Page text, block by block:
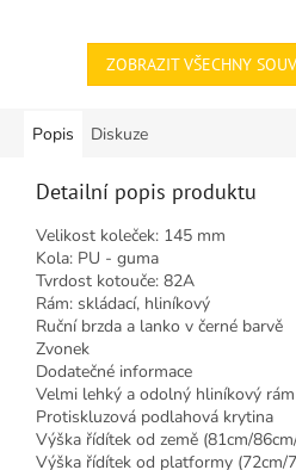
ZOBRAZIT VŠECHNY
Popis Diskuze
Detailní popis produktu
Velikost koleček: 145 mm
Kola: PU - guma
Tvrdost kotouče: 82A
Rám: skládací, hliníkový
Ruční brzda a lanko v černé barvě
Zvonek
Dodatečné informace
Velmi lehký a odolný hliníkový rám
Protiskluzová podlahová krytina
Výška řídítek od země (81cm/
Výška řídítek od platformy (72cm/